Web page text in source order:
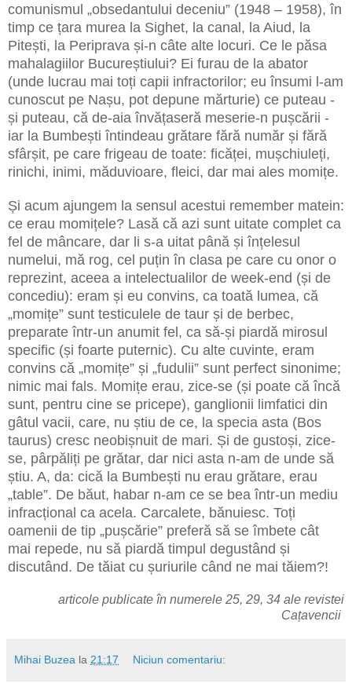
comunismul „obsedantului deceniu” (1948 – 1958), în
timp ce țara murea la Sighet, la canal, la Aiud, la
Pitești, la Periprava și-n câte alte locuri. Ce le păsa
mahalagiilor Bucureștiului? Ei furau de la abator
(unde lucrau mai toți capii infractorilor; eu însumi l-am
cunoscut pe Nașu, pot depune mărturie) ce puteau -
și puteau, că de-aia învățaseră meserie-n pușcării -
iar la Bumbești întindeau grătare fără număr și fără
sfârșit, pe care frigeau de toate: ficăței, mușchiuleți,
rinichi, inimi, măduvioare, fleici, dar mai ales momițe.
Și acum ajungem la sensul acestui remember matein:
ce erau momițele? Lasă că azi sunt uitate complet ca
fel de mâncare, dar li s-a uitat până și înțelesul
numelui, mă rog, cel puțin în clasa pe care cu onor o
reprezint, aceea a intelectualilor de week-end (și de
concediu): eram și eu convins, ca toată lumea, că
„momițe” sunt testiculele de taur și de berbec,
preparate într-un anumit fel, ca să-și piardă mirosul
specific (și foarte puternic). Cu alte cuvinte, eram
convins că „momițe” și „fudulii” sunt perfect sinonime;
nimic mai fals. Momițe erau, zice-se (și poate că încă
sunt, pentru cine se pricepe), ganglionii limfatici din
gâtul vacii, care, nu știu de ce, la specia asta (Bos
taurus) cresc neobișnuit de mari. Și de gustoși, zice-
se, pârpăliți pe grătar, dar nici asta n-am de unde să
știu. A, da: cică la Bumbești nu erau grătare, erau
„table”. De băut, habar n-am ce se bea într-un mediu
infracțional ca acela. Carcalete, bănuiesc. Toți
oamenii de tip „pușcărie” preferă să se îmbete cât
mai repede, nu să piardă timpul degustând și
discutând. De tăiat cu șuriurile când ne mai tăiem?!
articole publicate în numerele 25, 29, 34 ale revistei
Cațavencii
Mihai Buzea la 21:17 Niciun comentariu: